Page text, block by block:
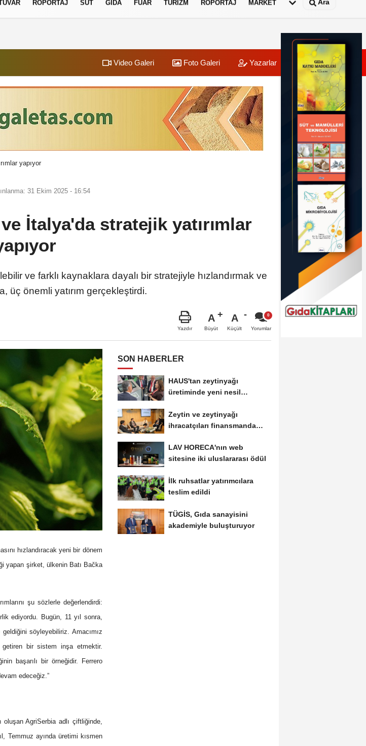
RÖPORTAJ SÜT GIDA FUAR TURIZM RÖPORTAJ MARKET Ara
Video Galeri Foto Galeri Yazarlar Üye Paneli
yapıyor
31 Ekim 2025 - 16:54
İtalya'da stratejik yatırımlar
ve farklı kaynaklara dayalı bir stratejiyle hızlandırmak ve
üç önemli yatırım gerçekleştirdi.
Yazdır
A
Büyüt
A
Küçült Yorumlar
hızlandıracak yeni bir dönem
yapan şirket, ülkenin Batı Bačka
şu sözlerle değerlendirdi:
ediyordu. Bugün, 11 yıl sonra,
söyleyebiliriz. Amacımız
bir sistem inşa etmektir.
başarılı bir örneğidir. Ferrero
edeceğiz.”
oluşan AgriSerbia adlı çiftliğinde,
Temmuz ayında üretimi kısmen
SON HABERLER
HAUS'tan zeytinyağı
üretiminde yeni nesil
Zeytin ve zeytinyağı
ihracatçıları finansmanda
LAV HORECA'nın web
sitesine iki uluslararası ödül
İlk ruhsatlar yatırımcılara
teslim edildi
TÜGİS, Gıda sanayisini
akademiyle buluşturuyor